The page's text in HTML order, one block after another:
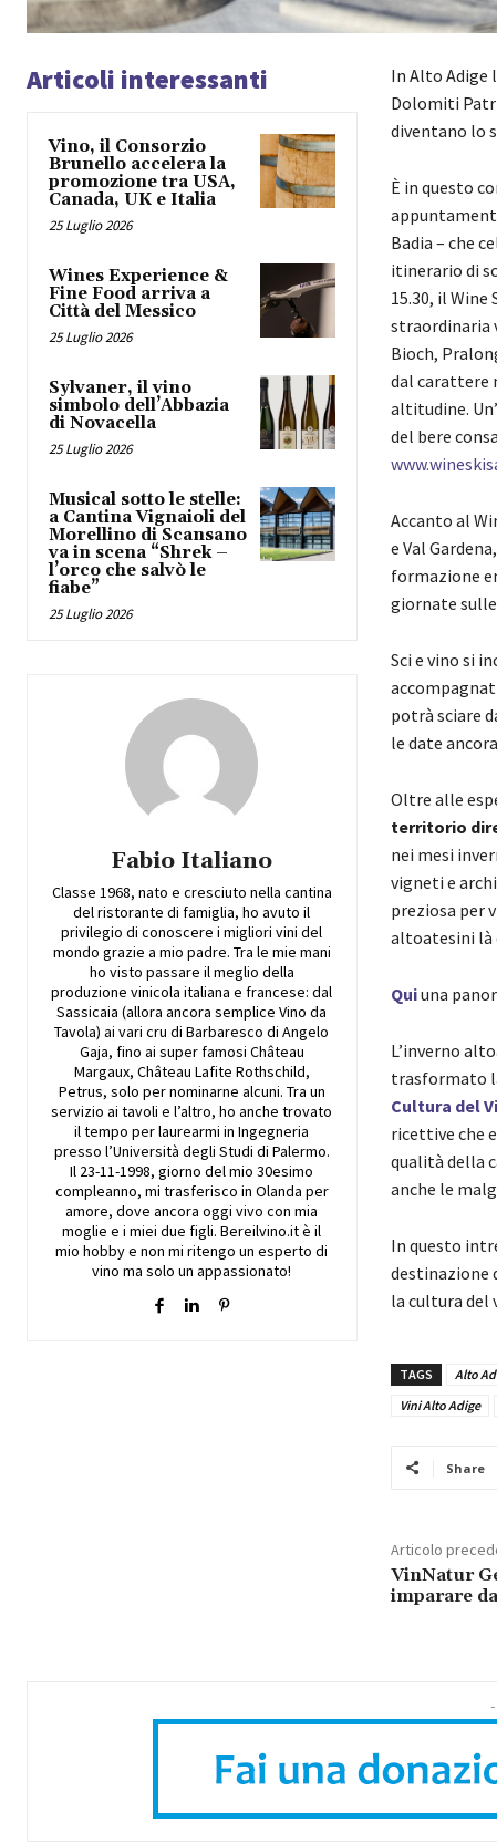
Articoli interessanti
Vino, il Consorzio
Brunello accelera la
promozione tra USA,
Canada, UK e Italia
25 Luglio 2026
Wines Experience &
Fine Food arriva a
Città del Messico
25 Luglio 2026
Sylvaner, il vino
simbolo dell’Abbazia
di Novacella
25 Luglio 2026
Musical sotto le stelle:
a Cantina Vignaioli del
Morellino di Scansano
va in scena “Shrek –
l’orco che salvò le
fiabe”
25 Luglio 2026
Fabio Italiano
Classe 1968, nato e cresciuto nella cantina
del ristorante di famiglia, ho avuto il
privilegio di conoscere i migliori vini del
mondo grazie a mio padre. Tra le mie mani
ho visto passare il meglio della
produzione vinicola italiana e francese: dal
Sassicaia (allora ancora semplice Vino da
Tavola) ai vari cru di Barbaresco di Angelo
Gaja, fino ai super famosi Château
Margaux, Château Lafite Rothschild,
Petrus, solo per nominarne alcuni. Tra un
servizio ai tavoli e l’altro, ho anche trovato
il tempo per laurearmi in Ingegneria
presso l’Università degli Studi di Palermo.
Il 23-11-1998, giorno del mio 30esimo
compleanno, mi trasferisco in Olanda per
amore, dove ancora oggi vivo con mia
moglie e i miei due figli. Bereilvino.it è il
mio hobby e non mi ritengo un esperto di
vino ma solo un appassionato!
In Alto Adige
Dolomiti
diventano lo
È in questo
Badia – che
itinerario di
15.30, il
straordinaria
Bioch,
dal carattere
altitudine.
del bere
Accanto al
e Val
formazione
giornate
Sci e vino si
potrà sciare
le date
Oltre alle
territorio
nei mesi
vigneti e
preziosa per
altoatesini là
Quiuna
L’inverno
trasformato
Cultura del
ricettive che
qualità della
anche le
In questo
destinazione
la cultura
TAGS Alto
Vini Alto Adige
Share
Articolo
VinNatur
imparare
-